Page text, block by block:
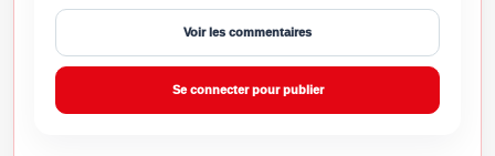
Voir les commentaires
Se connecter pour publier